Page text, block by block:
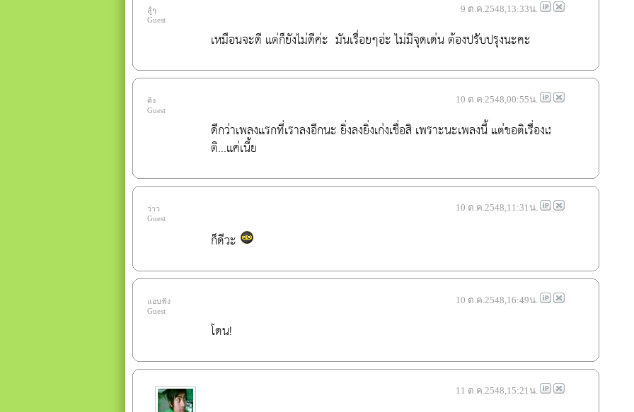
สู้ๆ
Guest
9 ต.ค.2548,13:33น.
เหมือนจะดี แต่ก็ยังไม่ดีค่ะ  มันเรื่อยๆอ่ะ ไม่มีจุดเด่น ต้องปรับปรุงนะคะ
คิง
Guest
10 ต.ค.2548,00:55น.
ดีกว่าเพลงแรกที่เราลงอีกนะ ยิ่งลงยิ่งเก่งเชื่อสิ เพราะนะเพลงนี้ แต่ขอติเรื่องเมโลดีหน่อยนะครับ
ติ...แค่เนี้ย
ว่าว
Guest
10 ต.ค.2548,11:31น.
ก็ดีวะ
แอบฟัง
Guest
10 ต.ค.2548,16:49น.
โดน!
11 ต.ค.2548,15:21น.